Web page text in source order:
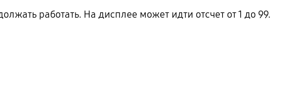
работать. На дисплее может идти отсчет от 1 до 99.